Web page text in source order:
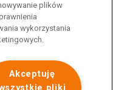
plików
wykorzystania
Akceptuję
pliki